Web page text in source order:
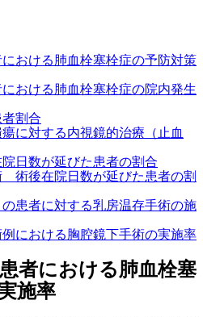
おける肺血栓塞栓症の予防対策
おける肺血栓塞栓症の院内発生
割合
に対する内視鏡的治療（止血
日数が延びた患者の割合
術後在院日数が延びた患者の割
患者に対する乳房温存手術の施
における胸腔鏡下手術の実施率
者における肺血栓塞
施率